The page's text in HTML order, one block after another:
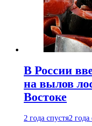
В России
на вылов
Востоке
2 года спустя2 года